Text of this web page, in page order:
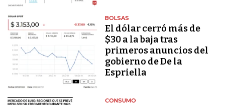
BOLSAS
El dólar cerró más de
$30 a la baja tras
primeros anuncios del
gobierno de De la
Espriella
CONSUMO